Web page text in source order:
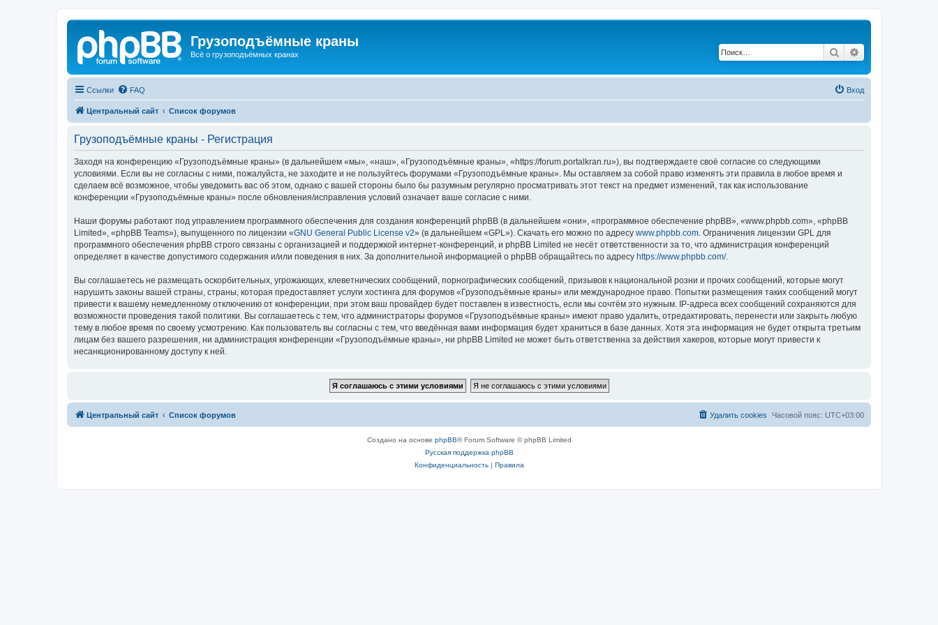
Грузоподъёмные краны
Всё о грузоподъёмных кранах Поиск
Ссылки FAQ Вход
Центральный сайт Список форумов
Грузоподъёмные краны - Регистрация
Заходя на конференцию «Грузоподъёмные краны» (в дальнейшем «мы», «наш», «Грузоподъёмные краны», «https://forum.portalkran.ru»), вы подтверждаете своё согласие со следующими
условиями. Если вы не согласны с ними, пожалуйста, не заходите и не пользуйтесь форумами «Грузоподъёмные краны». Мы оставляем за собой право изменять эти правила в любое время и
сделаем всё возможное, чтобы уведомить вас об этом, однако с вашей стороны было бы разумным регулярно просматривать этот текст на предмет изменений, так как использование
конференции «Грузоподъёмные краны» после обновления/исправления условий означает ваше согласие с ними.
Наши форумы работают под управлением программного обеспечения для создания конференций phpBB (в дальнейшем «они», «программное обеспечение phpBB», «www.phpbb.com», «phpBB
Limited», «phpBB Teams»), выпущенного по лицензии «GNU General Public License v2» (в дальнейшем «GPL»). Скачать его можно по адресу www.phpbb.com . Ограничения лицензии GPL для
программного обеспечения phpBB строго связаны с организацией и поддержкой интернет-конференций, и phpBB Limited не несёт ответственности за то, что администрация конференций
определяет в качестве допустимого содержания и/или поведения в них. За дополнительной информацией о phpBB обращайтесь по адресу https://www.phpbb.com/.
Вы соглашаетесь не размещать оскорбительных, угрожающих, клеветнических сообщений, порнографических сообщений, призывов к национальной розни и прочих сообщений, которые могут
нарушить законы вашей страны, страны, которая предоставляет услуги хостинга для форумов «Грузоподъёмные краны» или международное право. Попытки размещения таких сообщений могут
привести к вашему немедленному отключению от конференции, при этом ваш провайдер будет поставлен в известность, если мы сочтём это нужным. IP-адреса всех сообщений сохраняются для
возможности проведения такой политики. Вы соглашаетесь с тем, что администраторы форумов «Грузоподъёмные краны» имеют право удалить, отредактировать, перенести или закрыть любую
тему в любое время по своему усмотрению. Как пользователь вы согласны с тем, что введённая вами информация будет храниться в базе данных. Хотя эта информация не будет открыта третьим
лицам без вашего разрешения, ни администрация конференции «Грузоподъёмные краны», ни phpBB Limited не может быть ответственна за действия хакеров, которые могут привести к
несанкционированному доступу к ней.
Центральный сайт Список форумов Часовой пояс: UTC+03:00
Удалить cookies
Создано на основе phpBB® Forum Software © phpBB Limited
Русская поддержка phpBB
Конфиденциальность| Правила